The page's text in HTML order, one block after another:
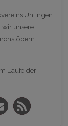
Unlingen.
wir unsere
Laufe der